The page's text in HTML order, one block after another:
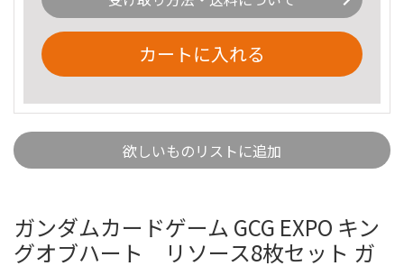
カートに入れる
欲しいものリストに追加
ガンダムカードゲーム GCG EXPO キン
グオブハート リソース8枚セット ガ